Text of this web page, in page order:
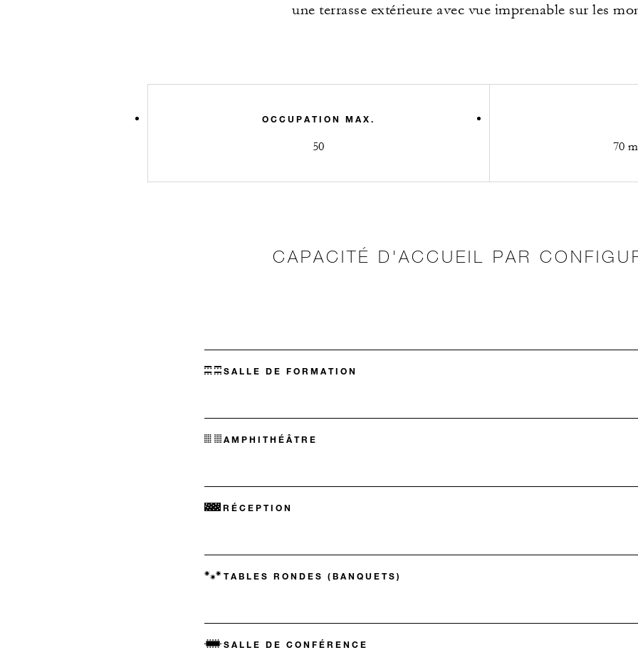
une terrasse extérieure avec vue imprenable sur les
OCCUPATION MAX.
50 70
CAPACITÉ D'ACCUEIL PAR
SALLE DE FORMATION
AMPHITHÉÂTRE
RÉCEPTION
TABLES RONDES (BANQUETS)
SALLE DE CONFÉRENCE